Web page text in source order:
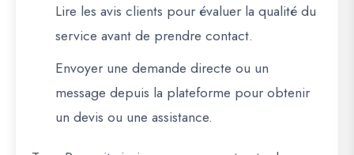
Lire les avis clients pour évaluer la qualité du
service avant de prendre contact.
Envoyer une demande directe ou un
message depuis la plateforme pour obtenir
un devis ou une assistance.